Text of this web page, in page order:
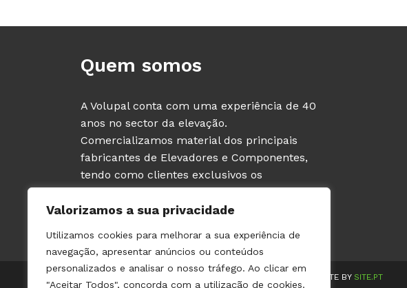
Valorizamos a sua privacidade
Utilizamos cookies para melhorar a sua experiência de
navegação, apresentar anúncios ou conteúdos
personalizados e analisar o nosso tráfego. Ao clicar em
"Aceitar Todos", concorda com a utilização de cookies.
Quem somos
A Volupal conta com uma experiência de 40
anos no sector da elevação.
Comercializamos material dos principais
fabricantes de Elevadores e Componentes,
tendo como clientes exclusivos os
PROFISSIONAIS deste sector (fabricantes e
instaladores de ascensores).
© 2021 VOLUPAL | TODOS OS DIREITOS RESERVADOS | WEBSITE BY SITE.PT